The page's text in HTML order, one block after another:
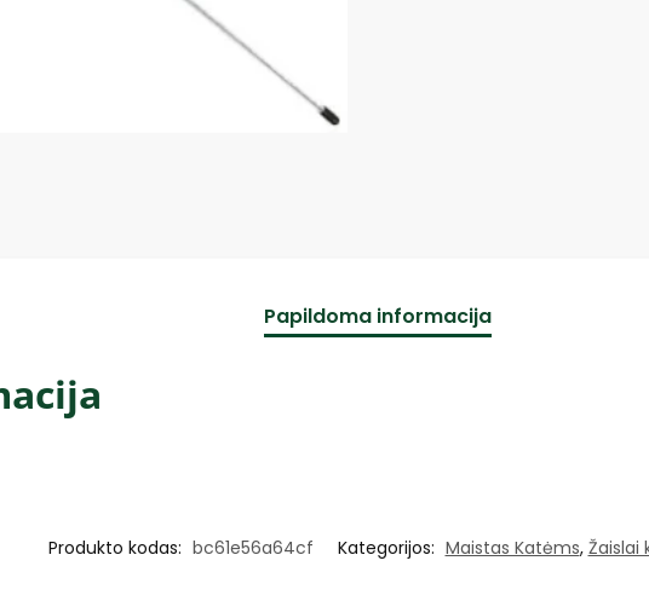
Papildoma informacija
Produkto kodas: bc61e56a64cf Kategorijos: Maistas Katėms, Žaislai